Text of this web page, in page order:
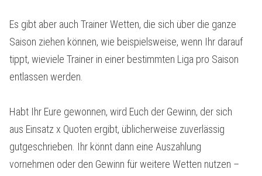
Es gibt aber auch Trainer Wetten, die sich über die ganze
Saison ziehen können, wie beispielsweise, wenn Ihr darauf
tippt, wieviele Trainer in einer bestimmten Liga pro Saison
entlassen werden.
Habt Ihr Eure gewonnen, wird Euch der Gewinn, der sich
aus Einsatz x Quoten ergibt, üblicherweise zuverlässig
gutgeschrieben. Ihr könnt dann eine Auszahlung
vornehmen oder den Gewinn für weitere Wetten nutzen –